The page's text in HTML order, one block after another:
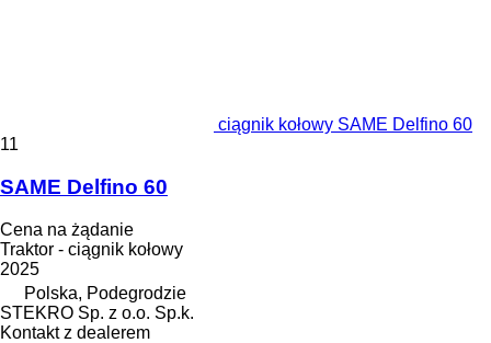
ciągnik kołowy SAME Delfino 60
11
SAME Delfino 60
Cena na żądanie
Traktor - ciągnik kołowy
2025
Polska, Podegrodzie
STEKRO Sp. z o.o. Sp.k.
Kontakt z dealerem